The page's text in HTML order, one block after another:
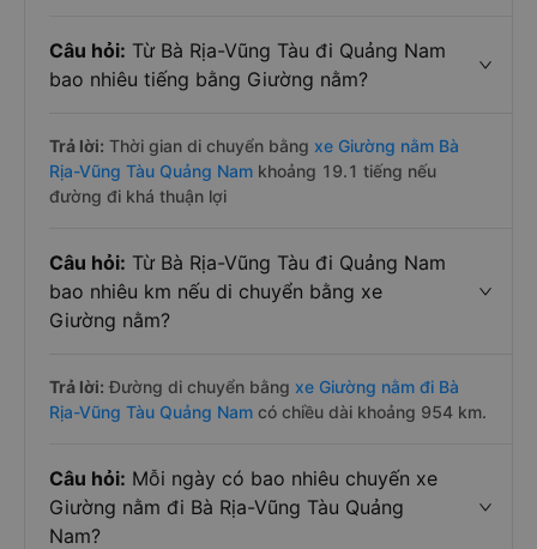
Câu hỏi: Từ Bà Rịa-Vũng Tàu đi Quảng Nam
bao nhiêu tiếng bằng Giường nằm?
Trả lời: Thời gian di chuyển bằng xe Giường nằm Bà
Rịa-Vũng Tàu Quảng Nam khoảng 19.1 tiếng nếu
đường đi khá thuận lợi
Câu hỏi: Từ Bà Rịa-Vũng Tàu đi Quảng Nam
bao nhiêu km nếu di chuyển bằng xe
Giường nằm?
Trả lời: Đường di chuyển bằng xe Giường nằm đi Bà
Rịa-Vũng Tàu Quảng Nam có chiều dài khoảng 954 km.
Câu hỏi: Mỗi ngày có bao nhiêu chuyến xe
Giường nằm đi Bà Rịa-Vũng Tàu Quảng
Nam?